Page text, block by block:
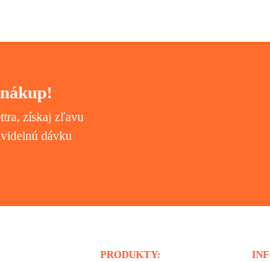
získaj zľavu
dávku
PRODUKTY: